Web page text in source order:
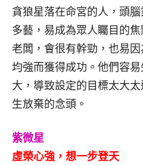
貪狼星落在命宮的人，頭
多藝，易成為眾人矚目的
老闆，會很有幹勁，也易
均強而獲得成功。他們容
大，導致設定的目標太大
生放棄的念頭。
紫微星
虛榮心強，想一步登天